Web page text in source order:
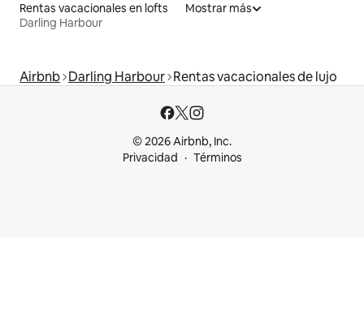
Rentas vacacionales en lofts
Darling Harbour
Mostrar más
Airbnb Darling Harbour Rentas vacacionales de lujo
© 2026 Airbnb, Inc.
Privacidad
Términos